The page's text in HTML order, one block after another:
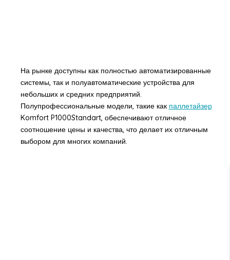
На рынке доступны как полностью автоматизированные
системы, так и полуавтоматические устройства для
небольших и средних предприятий.
Полупрофессиональные модели, такие как паллетайзер
Komfort P1000Standart, обеспечивают отличное
соотношение цены и качества, что делает их отличным
выбором для многих компаний.